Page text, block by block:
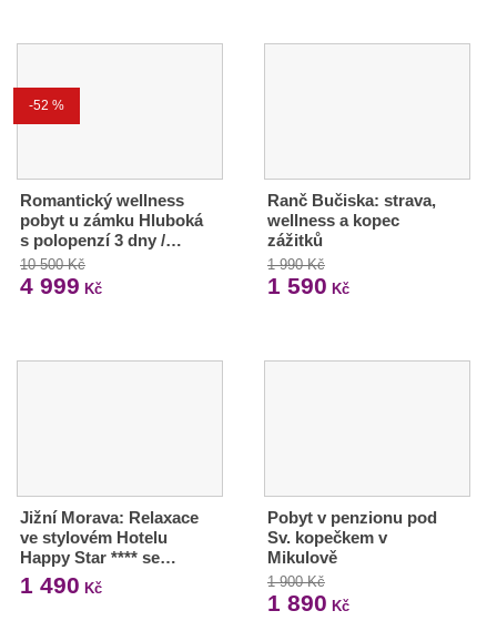
-52 %
Romantický wellness
pobyt u zámku Hluboká
s polopenzí 3 dny /…
10 500 Kč
4 999 Kč
Ranč Bučiska: strava,
wellness a kopec
zážitků
1 990 Kč
1 590 Kč
Jižní Morava: Relaxace
ve stylovém Hotelu
Happy Star **** se…
1 490 Kč
Pobyt v penzionu pod
Sv. kopečkem v
Mikulově
1 900 Kč
1 890 Kč